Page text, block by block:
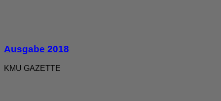
Ausgabe 2018
KMU GAZETTE